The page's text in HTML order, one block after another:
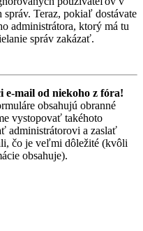
správ. Teraz, pokiaľ dostávate
administrátora, ktorý má tu
správ zakázať.
e-mail od niekoho z fóra!
obsahujú obranné
vystopovať takéhoto
administrátorovi a zaslať
čo je veľmi dôležité (kvôli
obsahuje).